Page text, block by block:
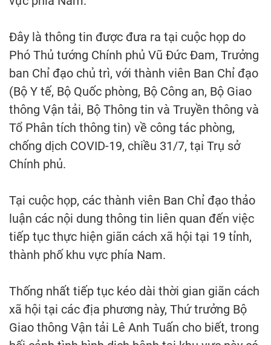
Đây là thông tin được đưa ra tại cuộc họp do
Phó Thủ tướng Chính phủ Vũ Đức Đam, Trưởng
ban Chỉ đạo chủ trì, với thành viên Ban Chỉ đạo
(Bộ Y tế, Bộ Quốc phòng, Bộ Công an, Bộ Giao
thông Vận tải, Bộ Thông tin và Truyền thông và
Tổ Phân tích thông tin) về công tác phòng,
chống dịch COVID-19, chiều 31/7, tại Trụ sở
Chính phủ.
Tại cuộc họp, các thành viên Ban Chỉ đạo thảo
luận các nội dung thông tin liên quan đến việc
tiếp tục thực hiện giãn cách xã hội tại 19 tỉnh,
thành phố khu vực phía Nam.
Thống nhất tiếp tục kéo dài thời gian giãn cách
xã hội tại các địa phương này, Thứ trưởng Bộ
Giao thông Vận tải Lê Anh Tuấn cho biết, trong